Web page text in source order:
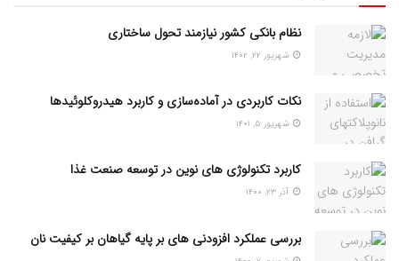
نظام بانکی کشور نیازمند تحول ساختاری
شهریور ۲۲, ۱۴۰۲
نکات کاربردی در آماده‌سازی و کاربرد هیدروکلوئیدها
شهریور ۵, ۱۴۰۱
کاربرد تکنولوژی های نوین در توسعه صنعت غذا
آذر ۲۳, ۱۴۰۰
بررسی عملکرد افزودنی های بر پایه گیاهان بر کیفیت نان